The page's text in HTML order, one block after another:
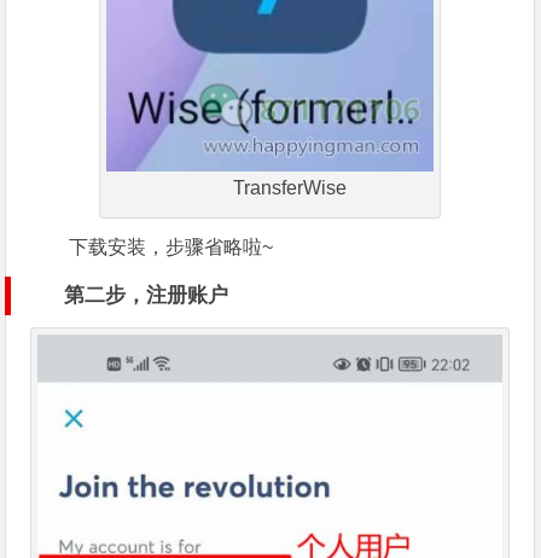
TransferWise
下载安装，步骤省略啦~
第二步，注册账户